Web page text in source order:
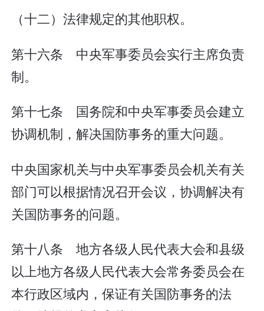
（十二）法律规定的其他职权。
第十六条 中央军事委员会实行主席负责
制。
第十七条 国务院和中央军事委员会建立
协调机制，解决国防事务的重大问题。
中央国家机关与中央军事委员会机关有关
部门可以根据情况召开会议，协调解决有
关国防事务的问题。
第十八条 地方各级人民代表大会和县级
以上地方各级人民代表大会常务委员会在
本行政区域内，保证有关国防事务的法